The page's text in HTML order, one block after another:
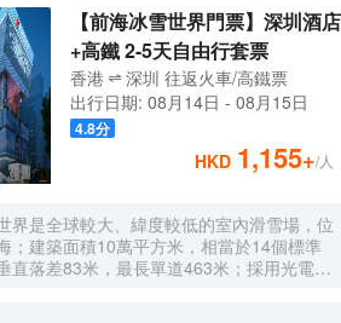
【前海冰雪世界門票】深圳酒店
+高鐵 2-5天自由行套票
香港 深圳 往返火車/高鐵票
出行日期: 08月14日 - 08月15日
4.8分
HKD 1,155+/人
界是全球較大、緯度較低的室內滑雪場，位
；建築面積10萬平方米，相當於14個標準
直落差83米，最長單道463米‌；採用光電發